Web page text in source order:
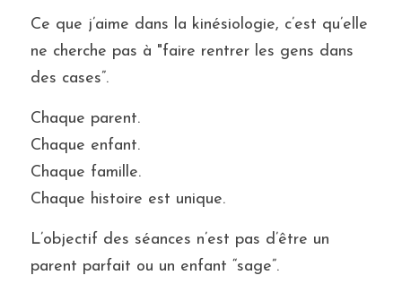
Ce que j’aime dans la kinésiologie, c’est qu’elle
ne cherche pas à "faire rentrer les gens dans
des cases”.
Chaque parent.
Chaque enfant.
Chaque famille.
Chaque histoire est unique.
L’objectif des séances n’est pas d’être un
parent parfait ou un enfant “sage”.